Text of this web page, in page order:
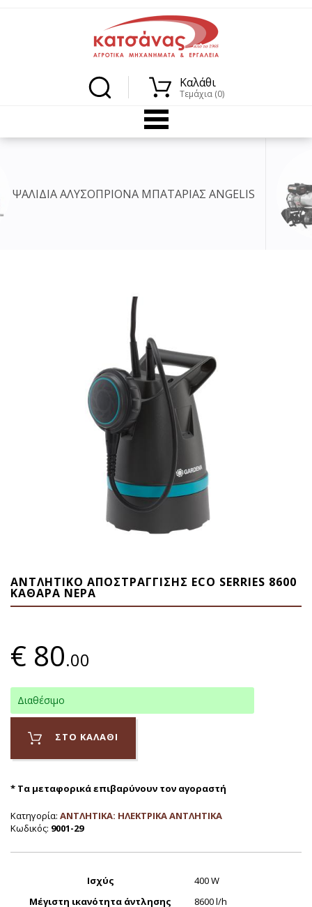
Καλάθι
Τεμάχια (0)
ΜΠΑΤΑΡΙΑΣ ANGELIS
ΑΝΤΛΗΤΙΚΟ ΑΠΟΣΤΡΑΓΓΙΣΗΣ ECO SERRIES 8600
ΚΑΘΑΡΑ ΝΕΡΑ
€ 80.00
Διαθέσιμο
ΣΤΟ ΚΑΛΑΘΙ
* Τα μεταφορικά επιβαρύνουν τον αγοραστή
Κατηγορία: ΑΝΤΛΗΤΙΚΑ: ΗΛΕΚΤΡΙΚΑ ΑΝΤΛΗΤΙΚΑ
Κωδικός: 9001-29
Ισχύς
400 W
Μέγιστη ικανότητα άντλησης
8600 l/h